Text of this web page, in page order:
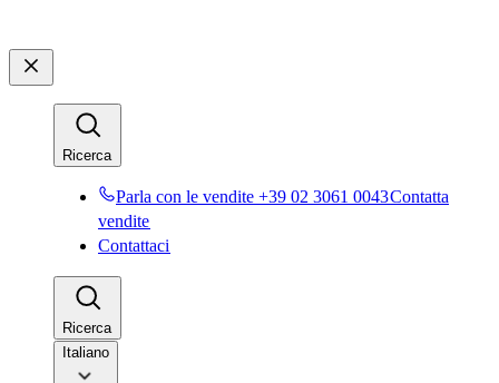
Ricerca​​
Parla con le vendite +39 02 3061 0043​​Contatta
vendite​​
Contattaci​​
Ricerca​​
Italiano